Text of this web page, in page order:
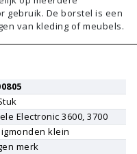
gebruik. De borstel is een
van kleding of meubels.
Electronic 3600, 3700
klein
merk